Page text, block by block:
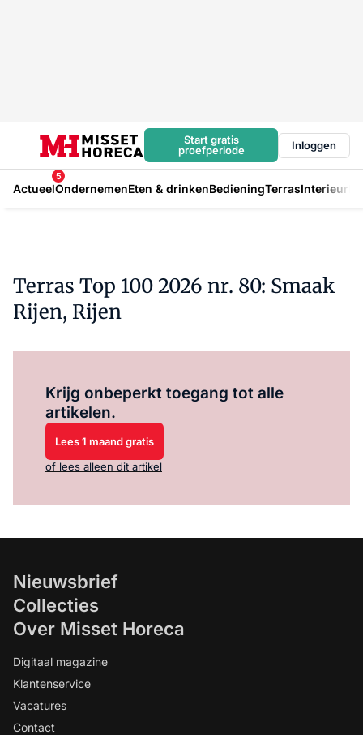
Start gratis
proefperiode
Inloggen
Actueel
5
OndernemenEten & drinkenBedieningTerrasInterieur
Terras Top 100 2026 nr. 80: Smaak
Rijen, Rijen
Krijg onbeperkt toegang tot alle
artikelen.
Lees 1 maand gratis
of lees alleen dit artikel
Nieuwsbrief
Collecties
Over Misset Horeca
Digitaal magazine
Klantenservice
Vacatures
Contact